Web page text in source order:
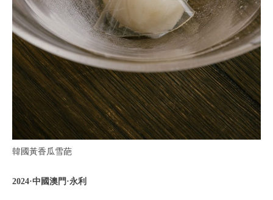
韓國黃香瓜雪葩
2024·中國澳門·永利